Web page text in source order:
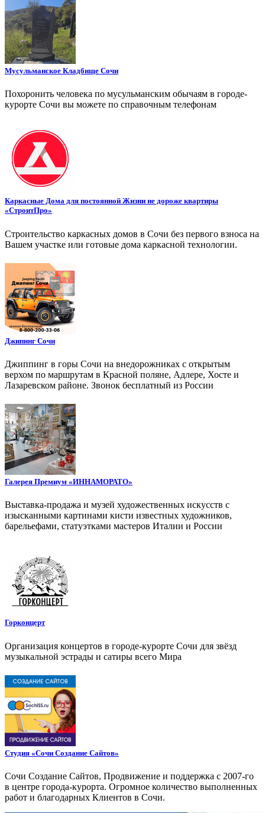
Мусульманское Кладбище Сочи
Похоронить человека по мусульманским обычаям в городе-
курорте Сочи вы можете по справочным телефонам
Каркасные Дома для постоянной Жизни не дороже квартиры
«СтроитПро»
Строительство каркасных домов в Сочи без первого взноса на
Вашем участке или готовые дома каркасной технологии.
Джипинг Сочи
Джиппинг в горы Сочи на внедорожниках с открытым
верхом по маршрутам в Красной поляне, Адлере, Хосте и
Лазаревском районе. Звонок бесплатный из России
Галерея Премиум «ИННАМОРАТО»
Выставка-продажа и музей художественных искусств с
изысканными картинами кисти известных художников,
барельефами, статуэтками мастеров Италии и России
Горконцерт
Организация концертов в городе-курорте Сочи для звёзд
музыкальной эстрады и сатиры всего Мира
Студия «Сочи Создание Сайтов»
Сочи Создание Сайтов, Продвижение и поддержка с 2007-го
в центре города-курорта. Огромное количество выполненных
работ и благодарных Клиентов в Сочи.